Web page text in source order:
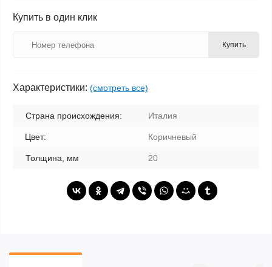
Купить в один клик
Купить
Характеристики: (смотреть все)
Страна происхождения: Италия
Цвет: Коричневый
Толщина, мм 20